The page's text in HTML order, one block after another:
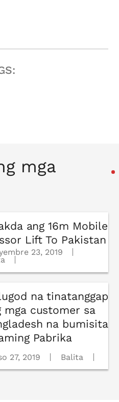
mga
ang 16m Mobile
Lift To Pakistan
23, 2019
na tinatanggap
mga customer sa
na bumisita
Pabrika
27, 2019 Balita